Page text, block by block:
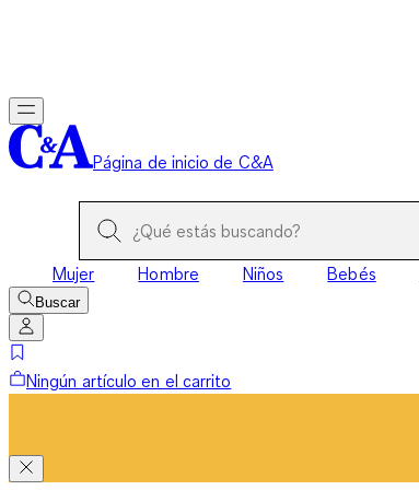
Página de inicio de C&A
Mujer Hombre Niños Bebés
Buscar
Ningún artículo en el carrito